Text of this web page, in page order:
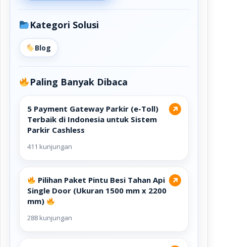
Kategori Solusi
Blog
Paling Banyak Dibaca
↗
5 Payment Gateway Parkir (e-Toll)
Terbaik di Indonesia untuk Sistem
Parkir Cashless
411 kunjungan
↗
Pilihan Paket Pintu Besi Tahan Api
Single Door (Ukuran 1500 mm x 2200
mm)
288 kunjungan